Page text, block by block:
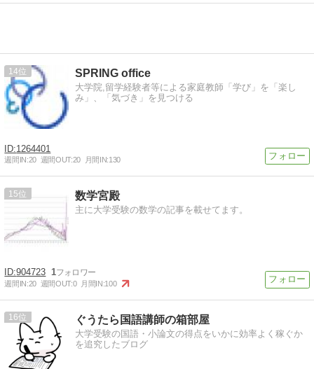
14 SPRING office
大学院,留学経験者等による家庭教師「学び」を「楽し
み」、「気づき」を見つける
1264401
週間IN:20 週間OUT:20 月間IN:130
15 数学宮殿
主に大学受験の数学の記事を載せてます。
904723 1
週間IN:20 週間OUT:0 月間IN:100
16 ぐうたら国語講師の箱部屋
大学受験の国語・小論文の得点をいかに効率よく稼ぐか
を追究したブログ